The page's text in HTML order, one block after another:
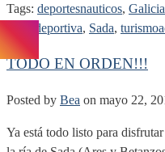
Tags: deportesnauticos, Galicia
pescadeportiva, Sada,
TODO EN ORDEN!!!
Posted by Bea on mayo 22,
Ya está todo listo para